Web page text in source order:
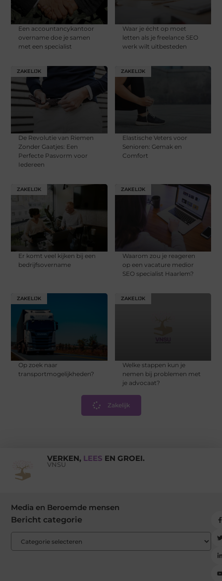
Een accountancykantoor
overname doe je samen
met een specialist
Waar je écht op moet
letten als je freelance SEO
werk wilt uitbesteden
ZAKELIJK
De Revolutie van Riemen
Zonder Gaatjes: Een
Perfecte Pasvorm voor
Iedereen
ZAKELIJK
Elastische Veters voor
Senioren: Gemak en
Comfort
ZAKELIJK
Er komt veel kijken bij een
bedrijfsovername
ZAKELIJK
Waarom zou je reageren
op een vacature medior
SEO specialist Haarlem?
ZAKELIJK
Op zoek naar
transportmogelijkheden?
ZAKELIJK
Welke stappen kun je
nemen bij problemen met
je advocaat?
Zakelijk
VERKEN, LEES EN GROEI.
VNSU
Media en Beroemde mensen
Bericht categorie